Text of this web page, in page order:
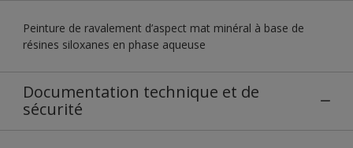
Peinture de ravalement d’aspect mat minéral à base de
résines siloxanes en phase aqueuse
Documentation technique et de
sécurité